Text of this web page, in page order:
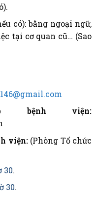
có): bằng ngoại ngữ,
tại cơ quan cũ… (Sao
bệnh viện:
viện:(Phòng Tổ chức
30.
30.